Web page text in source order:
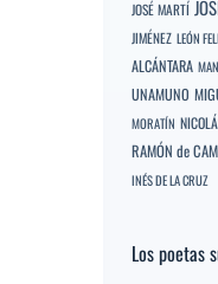
JOSÉ MARTÍ
JIMÉNEZ LEÓN
ALCÁNTARA
UNAMUNO
MORATÍN
RAMÓN de
INÉS DE LA CRUZ
Los poetas